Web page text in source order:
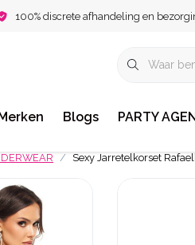
100% discrete afhandeling en
Blogs PARTY
Sexy Jarretelkorset